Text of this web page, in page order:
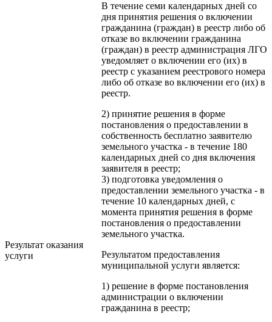
В течение семи календарных дней со
дня принятия решения о включении
гражданина (граждан) в реестр либо об
отказе во включении гражданина
(граждан) в реестр администрация ЛГО
уведомляет о включении его (их) в
реестр с указанием реестрового номера
либо об отказе во включении его (их) в
реестр.
2) принятие решения в форме
постановления о предоставлении в
собственность бесплатно заявителю
земельного участка - в течение 180
календарных дней со дня включения
заявителя в реестр;
3) подготовка уведомления о
предоставлении земельного участка - в
течение 10 календарных дней, с
момента принятия решения в форме
постановления о предоставлении
земельного участка.
Результат оказания
услуги
Результатом предоставления
муниципальной услуги является:
1) решение в форме постановления
администрации о включении
гражданина в реестр;